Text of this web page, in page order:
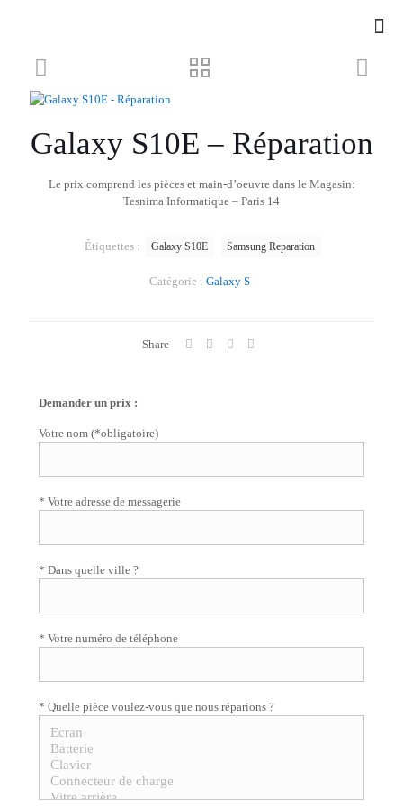
Galaxy S10E – Réparation
Le prix comprend les pièces et main-d’oeuvre dans le Magasin:
Tesnima Informatique – Paris 14
Catégorie : Galaxy S
Étiquettes : Galaxy S10E Samsung Reparation
Share
Demander un prix :
Votre nom (*obligatoire)
* Votre adresse de messagerie
* Dans quelle ville ?
* Votre numéro de téléphone
* Quelle pièce voulez-vous que nous réparions ?